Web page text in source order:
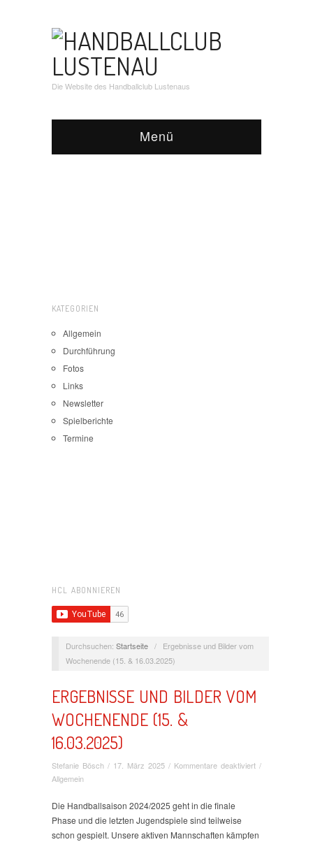
Die Website des Handballclub Lustenaus
Menü
KATEGORIEN
Allgemein
Durchführung
Fotos
Links
Newsletter
Spielberichte
Termine
HCL ABONNIEREN
Durchsuchen: Startseite /
Ergebnisse und Bilder vom
Wochenende (15. & 16.03.2025)
ERGEBNISSE UND BILDER VOM
WOCHENENDE (15. &
16.03.2025)
Stefanie Bösch / 17. März 2025 / Kommentare deaktiviertfür/
Allgemein
Die Handballsaison 2024/2025 geht in die finale
Phase und die letzten Jugendspiele sind teilweise
schon gespielt. Unsere aktiven Mannschaften kämpfen